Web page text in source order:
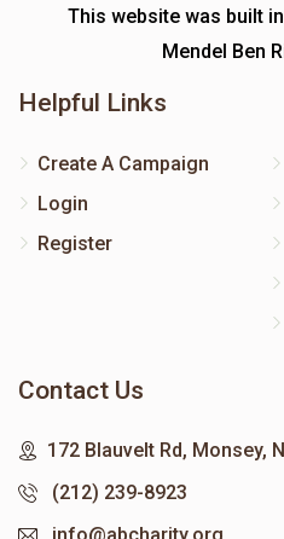
This website was built
Mendel Ben
Helpful Links
Create A Campaign
Login
Register
Contact Us
172 Blauvelt Rd, Monsey,
(212) 239-8923